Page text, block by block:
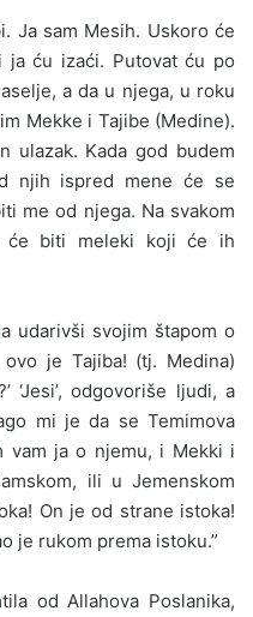
Ja sam Mesih. Uskoro će
ću izaći. Putovat ću po
a da u njega, u roku
Mekke i Tajibe (Medine).
ulazak. Kada god budem
njih ispred mene će se
me od njega. Na svakom
će biti meleki koji će ih
udarivši svojim štapom o
ovo je Tajiba! (tj. Medina)
‘Jesi’, odgovoriše ljudi, a
mi je da se Temimova
vam ja o njemu, i Mekki i
ili u Jemenskom
On je od strane istoka!
je rukom prema istoku.”
od Allahova Poslanika,